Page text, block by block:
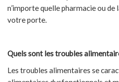
n’importe quelle pharmacie ou
votre porte.
Quels sont les troubles
Les troubles alimentaires se